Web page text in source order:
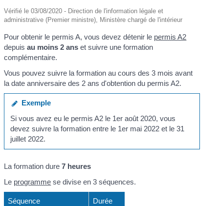
Vérifié le 03/08/2020 - Direction de l'information légale et
administrative (Premier ministre), Ministère chargé de l'intérieur
Pour obtenir le permis A, vous devez détenir le permis A2
depuisau moins 2 ans et suivre une formation
complémentaire.
Vous pouvez suivre la formation au cours des 3 mois avant
la date anniversaire des 2 ans d'obtention du permis A2.
Exemple
Si vous avez eu le permis A2 le 1eraoût 2020, vous
devez suivre la formation entre le 1ermai 2022 et le 31
juillet 2022.
La formation dure7 heures
Le programme se divise en 3 séquences.
Séquence Durée